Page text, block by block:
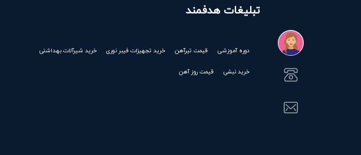
تبلیغات هدفمند
دوره آموزشی قیمت تیرآهن خرید تجهیزات فیبر نوری خرید شیرآلات بهداشتی
خرید نبشی قیمت روز آهن